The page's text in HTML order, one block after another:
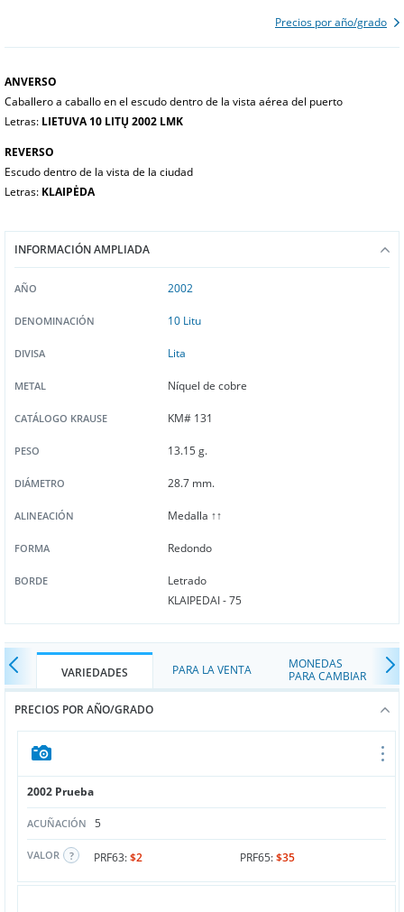
Precios por año/grado
ANVERSO
Caballero a caballo en el escudo dentro de la vista aérea del puerto
Letras: LIETUVA 10 LITŲ 2002 LMK
REVERSO
Escudo dentro de la vista de la ciudad
Letras: KLAIPĖDA
INFORMACIÓN AMPLIADA
AÑO 2002
DENOMINACIÓN 10 Litu
DIVISA Lita
METAL Níquel de cobre
CATÁLOGO KRAUSE KM# 131
PESO 13.15 g.
DIÁMETRO 28.7 mm.
ALINEACIÓN Medalla ↑↑
FORMA Redondo
BORDE
Letrado
KLAIPEDAI - 75
VARIEDADES PARA LA VENTA
MONEDAS
PARA CAMBIAR
PRECIOS POR AÑO/GRADO
2002 Prueba
ACUÑACIÓN 5
VALOR PRF63:$2 PRF65:$35